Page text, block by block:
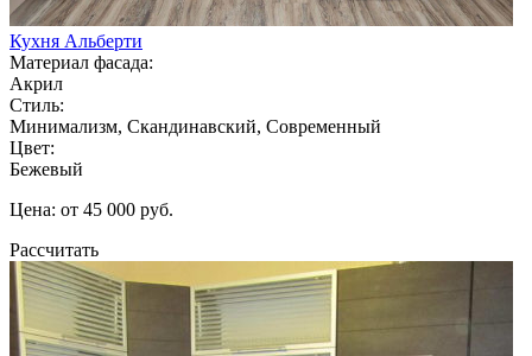
Кухня Альберти
Материал фасада:
Акрил
Стиль:
Минимализм, Скандинавский, Современный
Цвет:
Бежевый
Цена: от 45 000 руб.
Рассчитать